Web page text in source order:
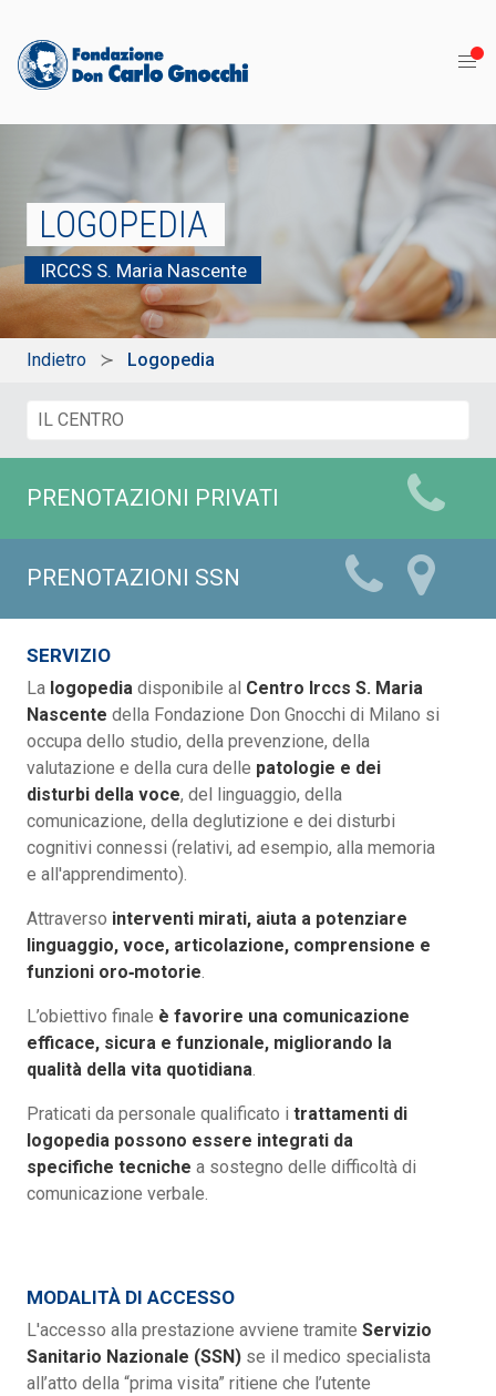
LOGOPEDIA
IRCCS S. Maria Nascente
Indietro Logopedia
PRENOTAZIONI PRIVATI
PRENOTAZIONI SSN
SERVIZIO
La logopedia disponibile al Centro Irccs S. Maria
Nascente della Fondazione Don Gnocchi di Milano si
occupa dello studio, della prevenzione, della
valutazione e della cura delle patologie e dei
disturbi della voce, del linguaggio, della
comunicazione, della deglutizione e dei disturbi
cognitivi connessi (relativi, ad esempio, alla memoria
e all'apprendimento).
Attraverso interventi mirati, aiuta a potenziare
linguaggio, voce, articolazione, comprensione e
funzioni oro‑motorie.
L’obiettivo finale è favorire una comunicazione
efficace, sicura e funzionale, migliorando la
qualità della vita quotidiana.
Praticati da personale qualificato i trattamenti di
logopedia possono essere integrati da
specifiche tecniche a sostegno delle difficoltà di
comunicazione verbale.
MODALITÀ DI ACCESSO
L'accesso alla prestazione avviene tramite Servizio
Sanitario Nazionale (SSN) se il medico specialista
all’atto della “prima visita” ritiene che l’utente